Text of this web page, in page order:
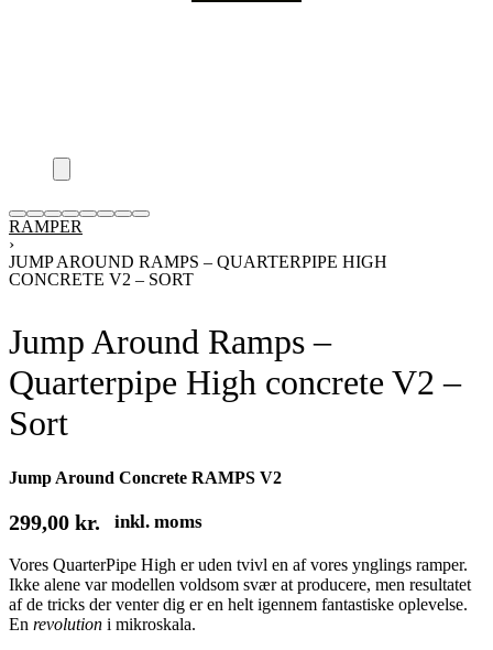
RAMPER
›
JUMP AROUND RAMPS – QUARTERPIPE HIGH
CONCRETE V2 – SORT
Jump Around Ramps –
Quarterpipe High concrete V2 –
Sort
Jump Around Concrete RAMPS V2
299,00 kr. inkl. moms
Vores QuarterPipe High er uden tvivl en af vores ynglings ramper.
Ikke alene var modellen voldsom svær at producere, men resultatet
af de tricks der venter dig er en helt igennem fantastiske oplevelse.
En revolution i mikroskala.